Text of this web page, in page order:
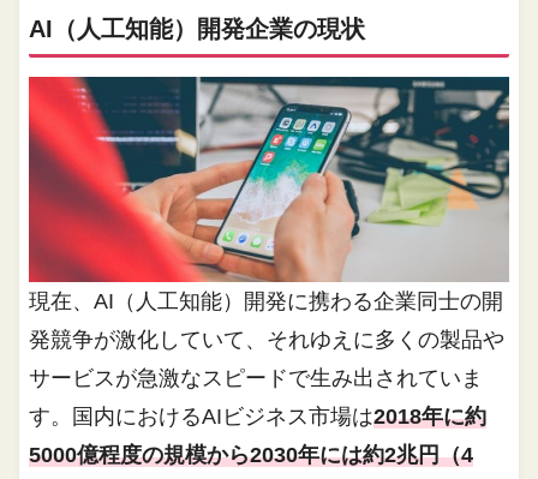
AI（人工知能）開発企業の現状
現在、AI（人工知能）開発に携わる企業同士の開
発競争が激化していて、それゆえに多くの製品や
サービスが急激なスピードで生み出されていま
す。国内におけるAIビジネス市場は2018年に約
5000億程度の規模から2030年には約2兆円（4